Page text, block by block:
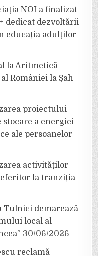
NOI a finalizat
dedicat dezvoltării
educația adulților
la Aritmetică
României la Șah
proiectului
stocare a energiei
ale persoanelor
activităților
la tranziția
Tulnici demarează
local al
30/06/2026
reclamă